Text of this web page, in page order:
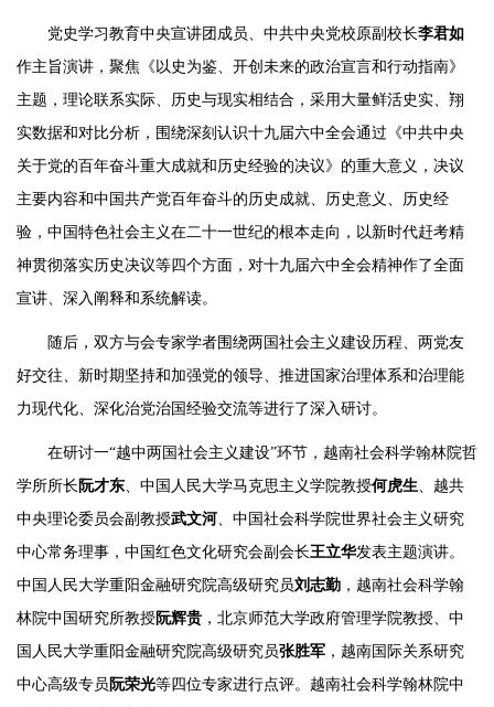
党史学习教育中央宣讲团成员、中共中央党校原副校长李君如
作主旨演讲，聚焦《以史为鉴、开创未来的政治宣言和行动指南》
主题，理论联系实际、历史与现实相结合，采用大量鲜活史实、翔
实数据和对比分析，围绕深刻认识十九届六中全会通过《中共中央
关于党的百年奋斗重大成就和历史经验的决议》的重大意义，决议
主要内容和中国共产党百年奋斗的历史成就、历史意义、历史经
验，中国特色社会主义在二十一世纪的根本走向，以新时代赶考精
神贯彻落实历史决议等四个方面，对十九届六中全会精神作了全面
宣讲、深入阐释和系统解读。
随后，双方与会专家学者围绕两国社会主义建设历程、两党友
好交往、新时期坚持和加强党的领导、推进国家治理体系和治理能
力现代化、深化治党治国经验交流等进行了深入研讨。
在研讨一“越中两国社会主义建设”环节，越南社会科学翰林院哲
学所所长 阮才东 、中国人民大学马克思主义学院教授何虎生 、越共
中央理论委员会副教授武文河 、中国社会科学院世界社会主义研究
中心常务理事，中国红色文化研究会副会长王立华发表主题演讲。
中国人民大学重阳金融研究院高级研究员刘志勤 ，越南社会科学翰
林院中国研究所教授阮辉贵 ，北京师范大学政府管理学院教授、中
国人民大学重阳金融研究院高级研究员张胜军 ，越南国际关系研究
中心高级专员 阮荣光等四位专家进行点评。越南社会科学翰林院中